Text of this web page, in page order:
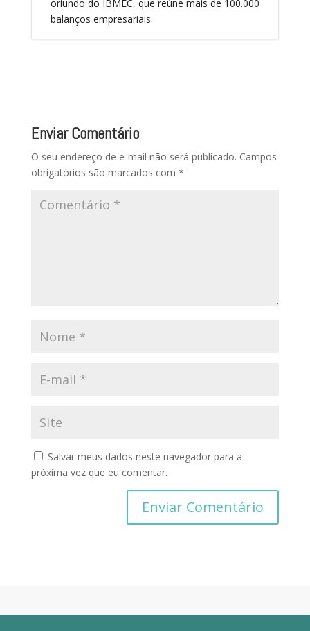
oriundo do IBMEC, que reúne mais de 100.000
balanços empresariais.
Enviar Comentário
O seu endereço de e-mail não será publicado. Campos
obrigatórios são marcados com *
Salvar meus dados neste navegador para a
próxima vez que eu comentar.